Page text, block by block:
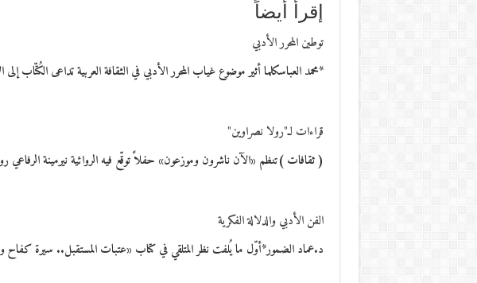
إقرأ أيضاً
توطين المحرر الأدبي
*محمد العباسكلما أثير موضوع غياب المحرر الأدبي في الثقافة العربية تداعى الكُتّاب
قراءات لـ"رولا نصراوين"
( ثقافات )تنظم «الآن ناشرون وموزعون» حفلاً توقّع فيه الروائية نيرمينة الرفاعي
الفن الأدبي والدلالة الفكرية
د.عماد الضمور*أوّل ما يُلفت نظر المتلقي في كتاب «عتبات المستقبل.. سيرة